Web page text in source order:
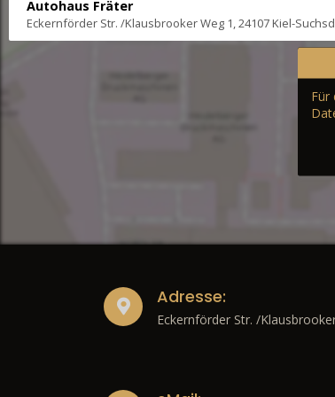
Autohaus Fräter
Eckernförder Str. /Klausbrooker Weg 1, 24107 Kiel-
Für
Adresse:
Eckernförder Str. /